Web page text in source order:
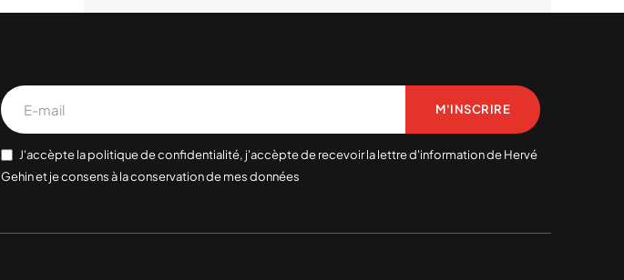
J'accèpte la politique de confidentialité, j'accèpte de recevoir la lettre d'information de Hervé
Gehin et je consens à la conservation de mes données
M'INSCRIRE